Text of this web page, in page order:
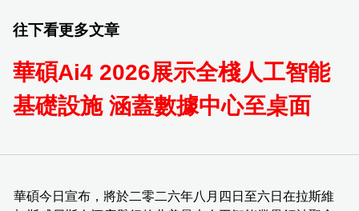
往下看更多文章
華碩Ai4 2026展示全棧人工智能
基礎設施 涵蓋數據中心至桌面
華碩今日宣布，將於二零二六年八月四日至六日在拉斯維